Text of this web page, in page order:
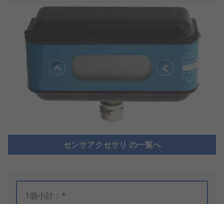
センサアクセサリ の一覧へ
1個小計：*